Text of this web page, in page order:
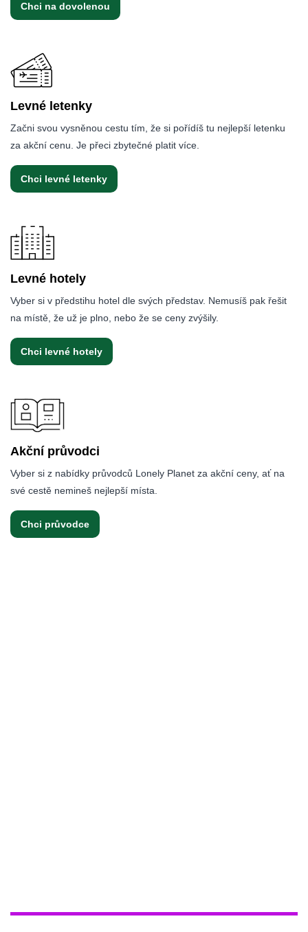
Chci na dovolenou
Levné letenky
Začni svou vysněnou cestu tím, že si pořídíš tu nejlepší letenku
za akční cenu. Je přeci zbytečné platit více.
Chci levné letenky
Levné hotely
Vyber si v předstihu hotel dle svých představ. Nemusíš pak řešit
na místě, že už je plno, nebo že se ceny zvýšily.
Chci levné hotely
Akční průvodci
Vyber si z nabídky průvodců Lonely Planet za akční ceny, ať na
své cestě nemineš nejlepší místa.
Chci průvodce